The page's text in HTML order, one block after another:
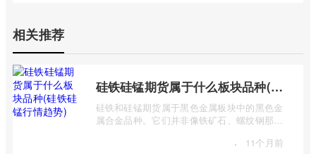
相关推荐
硅铁硅锰期货属于什么板块品种(硅铁硅锰行情趋势)
硅铁和硅锰期货属于黑色金属板块中的黑色金
属合金品种。它们并非像铁矿石、螺纹钢那样
· 11个月前